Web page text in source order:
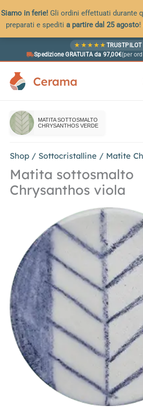
Siamo in ferie! Gli ordini effettuati durante
preparati e spediti a partire dal 25 agosto!
★ ★ ★ ★ ★ TRUSTPILOT
Spedizione GRATUITA da 97,00€(per
Cerama
MATITA SOTTOSMALTO
CHRYSANTHOS VERDE
Shop / Sottocristalline / Matite
Matita sottosmalto
Chrysanthos viola